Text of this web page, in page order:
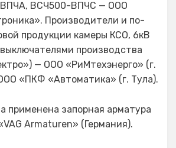
ВСЧ500-ВПЧС — ООО
Производители и по-
продукции камеры КСО, 6кВ
производства
— ООО «РиМтехэнерго» (г.
«ПКФ «Автоматика» (г. Тула).
применена запорная арматура
Armaturen» (Германия).